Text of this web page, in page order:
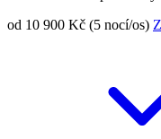
od 10 900 Kč (5 nocí/os)